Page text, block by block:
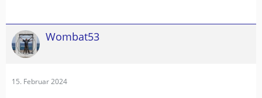
Wombat53
15. Februar 2024